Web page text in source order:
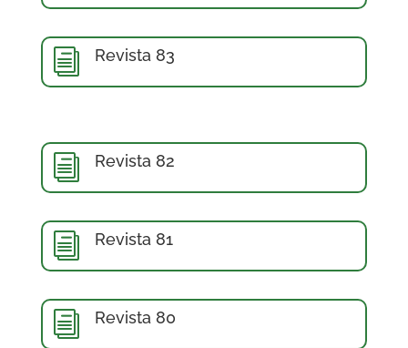
i Revista 83
i Revista 82
i Revista 81
i Revista 80